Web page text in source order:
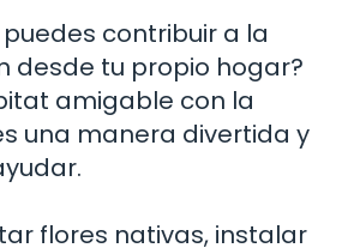
contribuir a la
desde tu propio hogar?
amigable con la
una manera divertida y
flores nativas, instalar